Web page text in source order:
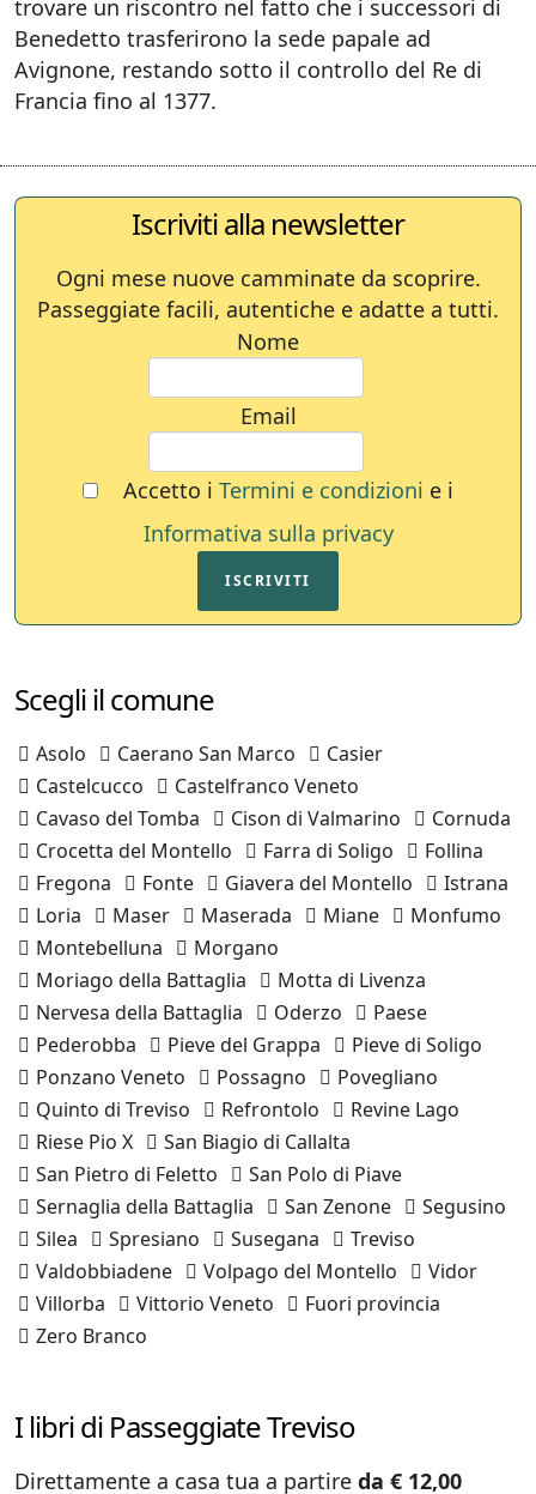
trovare un riscontro nel fatto che i successori di
Benedetto trasferirono la sede papale ad
Avignone, restando sotto il controllo del Re di
Francia fino al 1377.
Iscriviti alla newsletter
Ogni mese nuove camminate da scoprire.
Passeggiate facili, autentiche e adatte a tutti.
Nome
Email
Accetto i Termini e condizioni e i
Informativa sulla privacy
ISCRIVITI
Scegli il comune
Asolo Caerano San Marco
Casier
Castelcucco
Castelfranco Veneto
Cavaso del Tomba
Cison di Valmarino
Cornuda
Crocetta del Montello
Farra di Soligo
Follina
Fregona
Fonte Giavera del Montello
Istrana
Loria
Maser Maserada Miane
Monfumo
Montebelluna
Morgano
Moriago della Battaglia
Motta di Livenza
Nervesa della Battaglia
Oderzo
Paese
Pederobba
Pieve del Grappa
Pieve di Soligo
Ponzano Veneto
Possagno
Povegliano
Quinto di Treviso
Refrontolo
Revine Lago
Riese Pio X
San Biagio di Callalta
San Pietro di Feletto
San Polo di Piave
Sernaglia della Battaglia
San Zenone
Segusino
Silea
Spresiano Susegana
Treviso
Valdobbiadene
Volpago del Montello
Vidor
Villorba
Vittorio Veneto
Fuori provincia
Zero Branco
I libri di Passeggiate Treviso
Direttamente a casa tua a partire da € 12,00